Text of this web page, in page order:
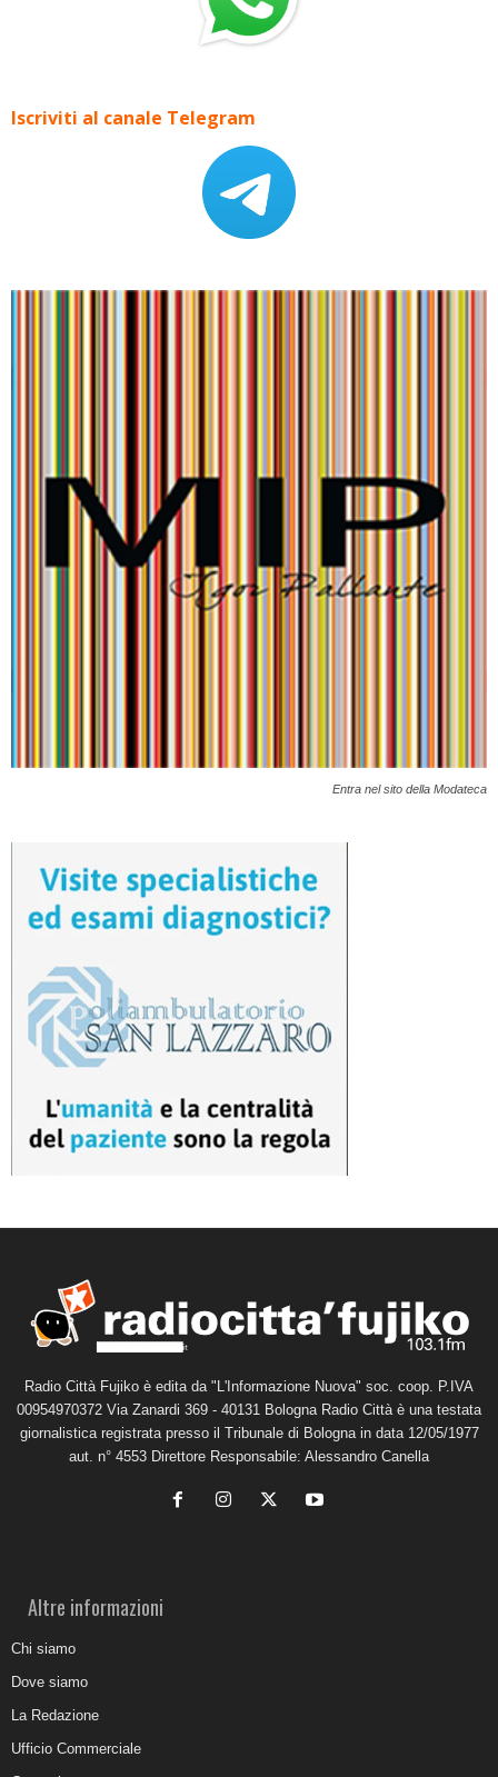
Iscriviti al canale Telegram
Entra nel sito della Modateca
Radio Città Fujiko è edita da "L'Informazione Nuova" soc. coop. P.IVA
00954970372 Via Zanardi 369 - 40131 Bologna Radio Città è una testata
giornalistica registrata presso il Tribunale di Bologna in data 12/05/1977
aut. n° 4553 Direttore Responsabile: Alessandro Canella
Altre informazioni
Chi siamo
Dove siamo
La Redazione
Ufficio Commerciale